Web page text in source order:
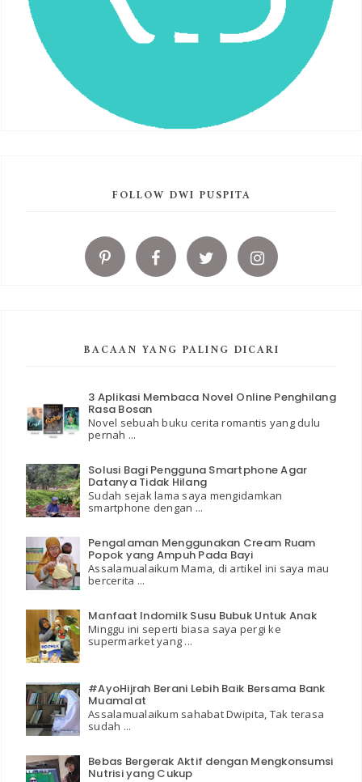
FOLLOW DWI PUSPITA
BACAAN YANG PALING DICARI
3 Aplikasi Membaca Novel Online Penghilang
Rasa Bosan
Novel sebuah buku cerita romantis yang dulu
pernah ...
Solusi Bagi Pengguna Smartphone Agar
Datanya Tidak Hilang
Sudah sejak lama saya mengidamkan
smartphone dengan ...
Pengalaman Menggunakan Cream Ruam
Popok yang Ampuh Pada Bayi
Assalamualaikum Mama, di artikel ini saya mau
bercerita ...
Manfaat Indomilk Susu Bubuk Untuk Anak
Minggu ini seperti biasa saya pergi ke
supermarket yang ...
#AyoHijrah Berani Lebih Baik Bersama Bank
Muamalat
Assalamualaikum sahabat Dwipita, Tak terasa
sudah ...
Bebas Bergerak Aktif dengan Mengkonsumsi
Nutrisi yang Cukup